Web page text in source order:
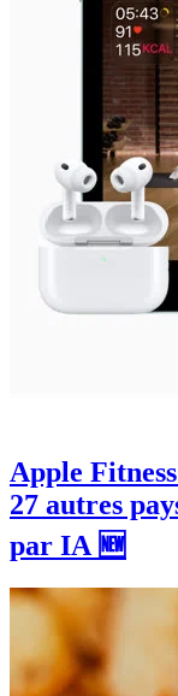
Apple
27 autres
par IA 🆕